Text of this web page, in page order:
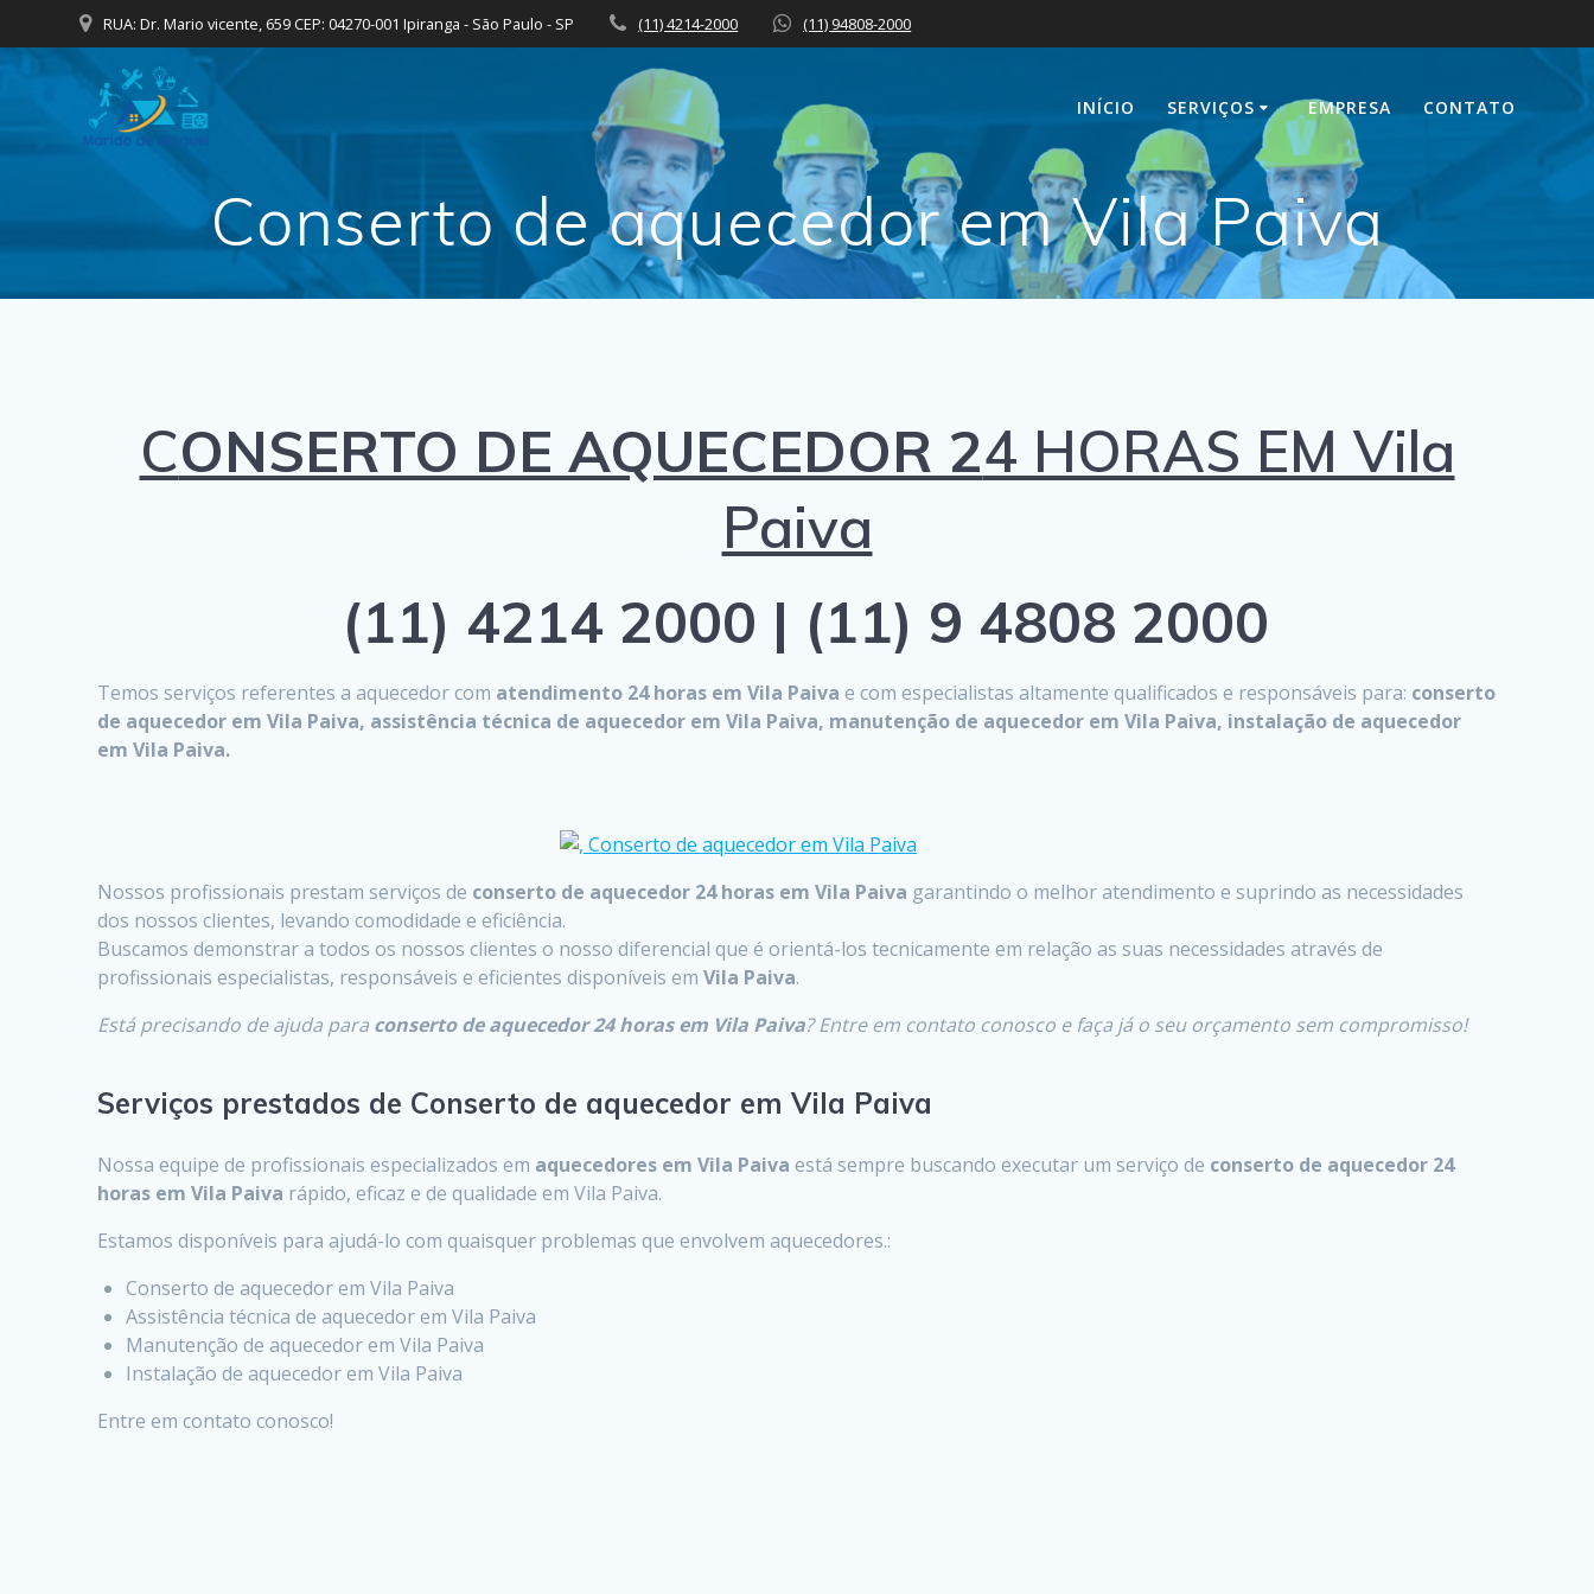
to
RUA: Dr. Mario vicente, 659 CEP: 04270-001 Ipiranga - São Paulo - SP (11) 4214-2000 (11) 94808-2000
INÍCIO SERVIÇOS EMPRESA CONTATO
Conserto de aquecedor em Vila Paiva
CONSERTO DE AQUECEDOR 24 HORAS EM Vila
Paiva
(11) 4214 2000 | (11) 9 4808 2000
Temos serviços referentes a aquecedor com atendimento 24 horas em Vila Paiva e com especialistas altamente qualificados e responsáveis para: conserto
de aquecedor em Vila Paiva, assistência técnica de aquecedor em Vila Paiva, manutenção de aquecedor em Vila Paiva, instalação de aquecedor
em Vila Paiva.
Nossos profissionais prestam serviços de conserto de aquecedor 24 horas em Vila Paiva garantindo o melhor atendimento e suprindo as necessidades
dos nossos clientes, levando comodidade e eficiência.
Buscamos demonstrar a todos os nossos clientes o nosso diferencial que é orientá-los tecnicamente em relação as suas necessidades através de
profissionais especialistas, responsáveis e eficientes disponíveis emVila Paiva.
Está precisando de ajuda para conserto de aquecedor 24 horas em Vila Paiva? Entre em contato conosco e faça já o seu orçamento sem compromisso!
Serviços prestados de Conserto de aquecedor em Vila Paiva
Nossa equipe de profissionais especializados em aquecedores em Vila Paiva está sempre buscando executar um serviço de conserto de aquecedor 24
horas em Vila Paiva rápido, eficaz e de qualidade em Vila Paiva.
Estamos disponíveis para ajudá-lo com quaisquer problemas que envolvem aquecedores.:
Conserto de aquecedor em Vila Paiva
Assistência técnica de aquecedor em Vila Paiva
Manutenção de aquecedor em Vila Paiva
Instalação de aquecedor em Vila Paiva
Entre em contato conosco!